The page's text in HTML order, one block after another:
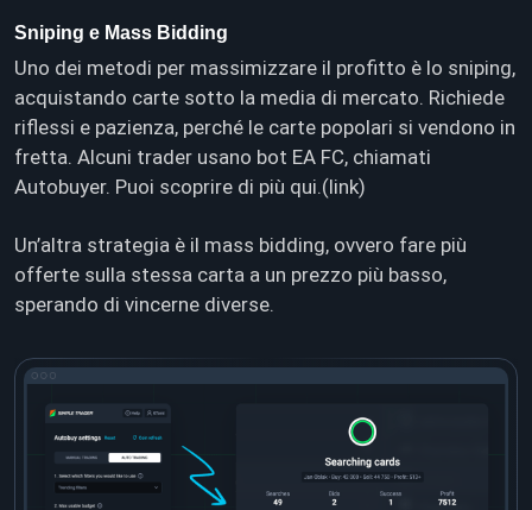
Sniping e Mass Bidding
Uno dei metodi per massimizzare il profitto è lo sniping,
acquistando carte sotto la media di mercato. Richiede
riflessi e pazienza, perché le carte popolari si vendono in
fretta. Alcuni trader usano bot EA FC, chiamati
Autobuyer. Puoi scoprire di più qui.(link)
Un’altra strategia è il mass bidding, ovvero fare più
offerte sulla stessa carta a un prezzo più basso,
sperando di vincerne diverse.